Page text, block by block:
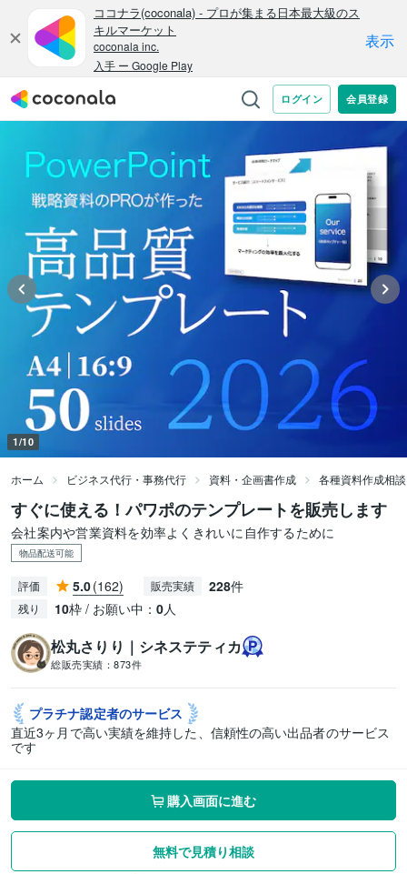
1/10
ホーム ビジネス代行・事務代行 資料・企画書作成 各種資料作成相談
すぐに使える！パワポのテンプレートを販売します
会社案内や営業資料を効率よくきれいに自作するために
物品配送可能
評価 5.0(162) 販売実績 228件
残り 10枠 / お願い中： 0人
松丸さりり｜シネステティカ
総販売実績： 873件
プラチナ認定者のサービス
直近3ヶ月で高い実績を維持した、信頼性の高い出品者のサービス
です
購入画面に進む
無料で見積り相談